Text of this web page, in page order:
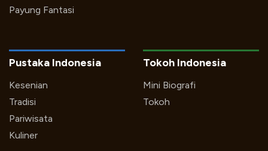
Payung Fantasi
Pustaka Indonesia
Kesenian
Tradisi
Pariwisata
Kuliner
Tokoh Indonesia
Mini Biografi
Tokoh